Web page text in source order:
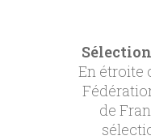
En étroite
de